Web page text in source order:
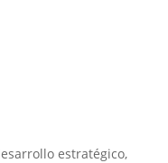
estratégico,